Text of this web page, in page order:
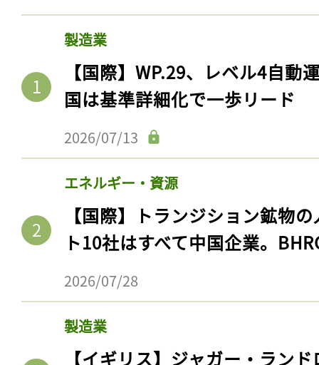
製造業
【国際】WP.29、レベル4自動
国は基準詳細化で一歩リード
2026/07/13
エネルギー・資源
【国際】トランジション鉱物
ト10社はすべて中国企業。
2026/07/28
製造業
【イギリス】ジャガー・ラン